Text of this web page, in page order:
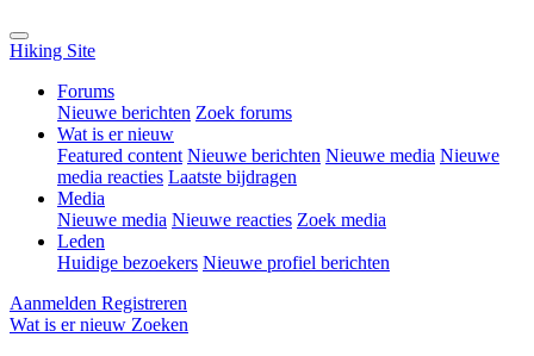
Hiking Site
Forums
Nieuwe berichten Zoek forums
Wat is er nieuw
Featured content Nieuwe berichten Nieuwe media Nieuwe
media reacties Laatste bijdragen
Media
Nieuwe media Nieuwe reacties Zoek media
Leden
Huidige bezoekers Nieuwe profiel berichten
Aanmelden Registreren
Wat is er nieuw Zoeken